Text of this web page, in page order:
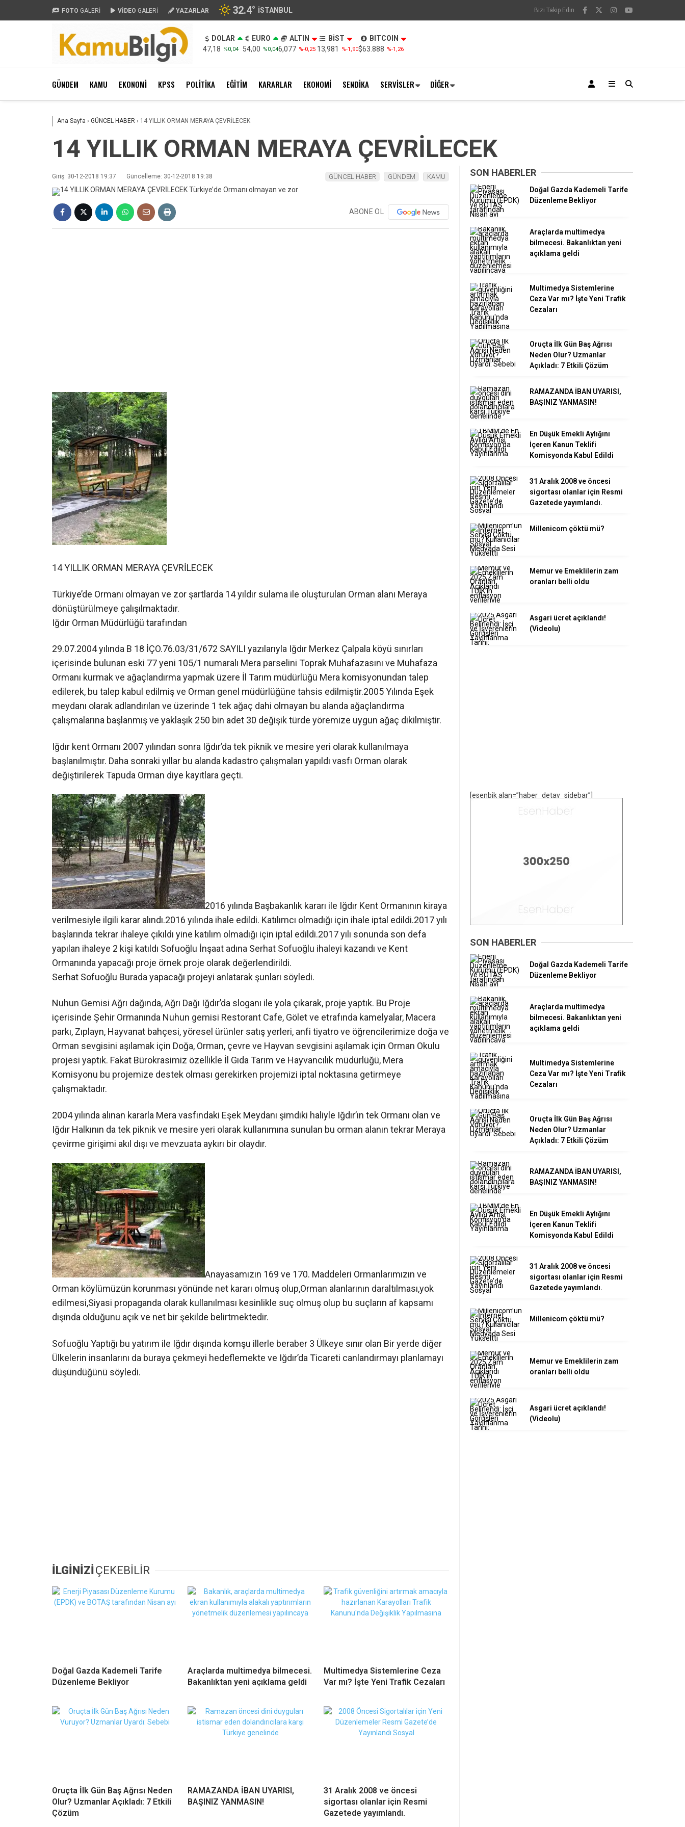
FOTO GALERİ VİDEO GALERİ YAZARLAR 32.4° İSTANBUL Bizi Takip Edin
DOLAR
47,18 %0,04
EURO
54,00 %0,04
ALTIN
6,077 %-0,25
BİST
13,981
%-1,90
BITCOIN
$63.888 %-1,26
GÜNDEM KAMU EKONOMİ KPSS POLİTİKA EĞİTİM KARARLAR EKONOMİ SENDİKA SERVİSLER DİĞER
Ana Sayfa › GÜNCEL HABER › 14 YILLIK ORMAN MERAYA ÇEVRİLECEK
14 YILLIK ORMAN MERAYA ÇEVRİLECEK
Giriş: 30-12-2018 19:37 Güncelleme: 30-12-2018 19:38 GÜNCEL HABER GÜNDEM KAMU
ABONE OL
14 YILLIK ORMAN MERAYA ÇEVRİLECEK
Türkiye’de Ormanı olmayan ve zor şartlarda 14 yıldır sulama ile oluşturulan Orman alanı Meraya
dönüştürülmeye çalışılmaktadır.
Iğdır Orman Müdürlüğü tarafından
29.07.2004 yılında B 18 İÇO.76.03/31/672 SAYILI yazılarıyla Iğdır Merkez Çalpala köyü sınırları
içerisinde bulunan eski 77 yeni 105/1 numaralı Mera parselini Toprak Muhafazasını ve Muhafaza
Ormanı kurmak ve ağaçlandırma yapmak üzere İl Tarım müdürlüğü Mera komisyonundan talep
edilerek, bu talep kabul edilmiş ve Orman genel müdürlüğüne tahsis edilmiştir.2005 Yılında Eşek
meydanı olarak adlandırılan ve üzerinde 1 tek ağaç dahi olmayan bu alanda ağaçlandırma
çalışmalarına başlanmış ve yaklaşık 250 bin adet 30 değişik türde yöremize uygun ağaç dikilmiştir.
Iğdır kent Ormanı 2007 yılından sonra Iğdır’da tek piknik ve mesire yeri olarak kullanılmaya
başlanılmıştır. Daha sonraki yıllar bu alanda kadastro çalışmaları yapıldı vasfı Orman olarak
değiştirilerek Tapuda Orman diye kayıtlara geçti.
2016 yılında Başbakanlık kararı ile Iğdır Kent Ormanının kiraya
verilmesiyle ilgili karar alındı.2016 yılında ihale edildi. Katılımcı olmadığı için ihale iptal edildi.2017 yılı
başlarında tekrar ihaleye çıkıldı yine katılım olmadığı için iptal edildi.2017 yılı sonunda son defa
yapılan ihaleye 2 kişi katıldı Sofuoğlu İnşaat adına Serhat Sofuoğlu ihaleyi kazandı ve Kent
Ormanında yapacağı proje örnek proje olarak değerlendirildi.
Serhat Sofuoğlu Burada yapacağı projeyi anlatarak şunları söyledi.
Nuhun Gemisi Ağrı dağında, Ağrı Dağı Iğdır’da sloganı ile yola çıkarak, proje yaptık. Bu Proje
içerisinde Şehir Ormanında Nuhun gemisi Restorant Cafe, Gölet ve etrafında kamelyalar, Macera
parkı, Zıplayn, Hayvanat bahçesi, yöresel ürünler satış yerleri, anfi tiyatro ve öğrencilerimize doğa ve
Orman sevgisini aşılamak için Doğa, Orman, çevre ve Hayvan sevgisini aşılamak için Orman Okulu
projesi yaptık. Fakat Bürokrasimiz özellikle İl Gıda Tarım ve Hayvancılık müdürlüğü, Mera
Komisyonu bu projemize destek olması gerekirken projemizi iptal noktasına getirmeye
çalışmaktadır.
2004 yılında alınan kararla Mera vasfındaki Eşek Meydanı şimdiki haliyle Iğdır’ın tek Ormanı olan ve
Iğdır Halkının da tek piknik ve mesire yeri olarak kullanımına sunulan bu orman alanın tekrar Meraya
çevirme girişimi akıl dışı ve mevzuata aykırı bir olaydır.
Anayasamızın 169 ve 170. Maddeleri Ormanlarımızın ve
Orman köylümüzün korunması yönünde net kararı olmuş olup,Orman alanlarının daraltılması,yok
edilmesi,Siyasi propaganda olarak kullanılması kesinlikle suç olmuş olup bu suçların af kapsamı
dışında olduğunu açık ve net bir şekilde belirtmektedir.
Sofuoğlu Yaptığı bu yatırım ile Iğdır dışında komşu illerle beraber 3 Ülkeye sınır olan Bir yerde diğer
Ülkelerin insanlarını da buraya çekmeyi hedeflemekte ve Iğdır’da Ticareti canlandırmayı planlamayı
düşündüğünü söyledi.
İLGİNİZİÇEKEBİLİR
Doğal Gazda Kademeli Tarife
Düzenleme Bekliyor
Araçlarda multimedya bilmecesi.
Bakanlıktan yeni açıklama geldi
Multimedya Sistemlerine Ceza
Var mı? İşte Yeni Trafik Cezaları
Oruçta İlk Gün Baş Ağrısı Neden
Olur? Uzmanlar Açıkladı: 7 Etkili
Çözüm
RAMAZANDA İBAN UYARISI,
BAŞINIZ YANMASIN!
31 Aralık 2008 ve öncesi
sigortası olanlar için Resmi
Gazetede yayımlandı.
SON HABERLER
Doğal Gazda Kademeli Tarife
Düzenleme Bekliyor
Araçlarda multimedya
bilmecesi. Bakanlıktan yeni
açıklama geldi
Multimedya Sistemlerine
Ceza Var mı? İşte Yeni Trafik
Cezaları
Oruçta İlk Gün Baş Ağrısı
Neden Olur? Uzmanlar
Açıkladı: 7 Etkili Çözüm
RAMAZANDA İBAN UYARISI,
BAŞINIZ YANMASIN!
En Düşük Emekli Aylığını
İçeren Kanun Teklifi
Komisyonda Kabul Edildi
31 Aralık 2008 ve öncesi
sigortası olanlar için Resmi
Gazetede yayımlandı.
Millenicom çöktü mü?
Memur ve Emeklilerin zam
oranları belli oldu
Asgari ücret açıklandı!
(Videolu)
[esenbik alan=”haber_detay_sidebar”]
SON HABERLER
Doğal Gazda Kademeli Tarife
Düzenleme Bekliyor
Araçlarda multimedya
bilmecesi. Bakanlıktan yeni
açıklama geldi
Multimedya Sistemlerine
Ceza Var mı? İşte Yeni Trafik
Cezaları
Oruçta İlk Gün Baş Ağrısı
Neden Olur? Uzmanlar
Açıkladı: 7 Etkili Çözüm
RAMAZANDA İBAN UYARISI,
BAŞINIZ YANMASIN!
En Düşük Emekli Aylığını
İçeren Kanun Teklifi
Komisyonda Kabul Edildi
31 Aralık 2008 ve öncesi
sigortası olanlar için Resmi
Gazetede yayımlandı.
Millenicom çöktü mü?
Memur ve Emeklilerin zam
oranları belli oldu
Asgari ücret açıklandı!
(Videolu)